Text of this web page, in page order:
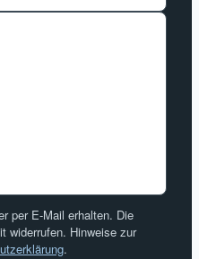
per E-Mail erhalten. Die
widerrufen. Hinweise zur
.